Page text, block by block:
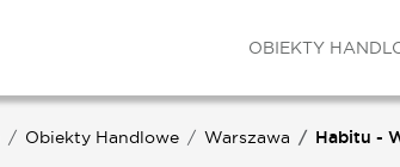
OBIEKTY
Obiekty Handlowe Warszawa Habitu -